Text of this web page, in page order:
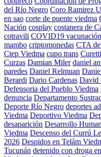
del Río Negro Coro Ramirez
en sao corte de puente viedma
Nación cosplay costanera de
cotravili COVID19 vacunación
mambo criptomonedas CTA
Ctep Viedma cupo trans
Curzas Damian Miler daniel
paredes Daniel Relmuan
Berardi Dario Cardenas David
Defensoria del Pueblo Viedma
denuncia Departamento
Deporte Río Negro deportes
Viedma Deportivo Viedma
desaparición Desarrollo
Viedma Descenso del Currú
2026 Despidos en Telám
Tucunán detenido con droga